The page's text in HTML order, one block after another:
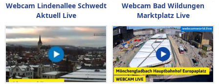
Webcam Lindenallee Schwedt
Aktuell Live
Webcam Bad Wildungen
Marktplatz Live